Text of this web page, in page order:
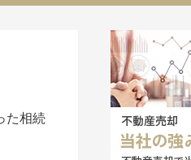
た相続